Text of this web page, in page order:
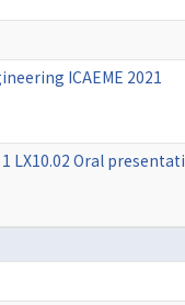
ICAEME 2021
LX10.02 Oral